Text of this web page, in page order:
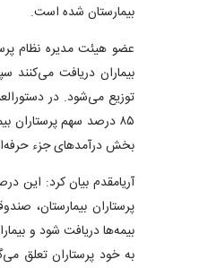
بیمارستان شده است.
عضو هیئت مدیره نظام
بیماران دریافت می‌کنند
توزیع می‌شود. در
بخش درآمدهای جزء
آریامقدم بیان کرد: این
پرستاران بیمارستان،
بیمه‌ها دریافت شود و
به خود پرستاران تعلق